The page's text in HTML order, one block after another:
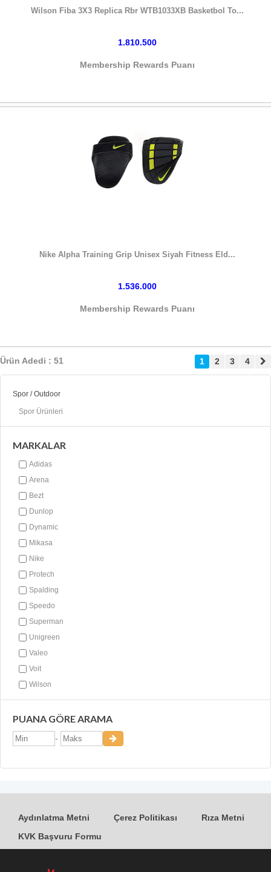
Wilson Fiba 3X3 Replica Rbr WTB1033XB Basketbol To...
1.810.500
Membership Rewards Puanı
Nike Alpha Training Grip Unisex Siyah Fitness Eld...
1.536.000
Membership Rewards Puanı
Ürün Adedi : 51 1 2 3 4
Spor / Outdoor
Spor Ürünleri
MARKALAR
Adidas
Arena
Bezt
Dunlop
Dynamic
Mikasa
Nike
Protech
Spalding
Speedo
Superman
Unigreen
Valeo
Voit
Wilson
PUANA GÖRE ARAMA
-
Aydınlatma Metni Çerez Politikası
Rıza Metni
KVK Başvuru Formu